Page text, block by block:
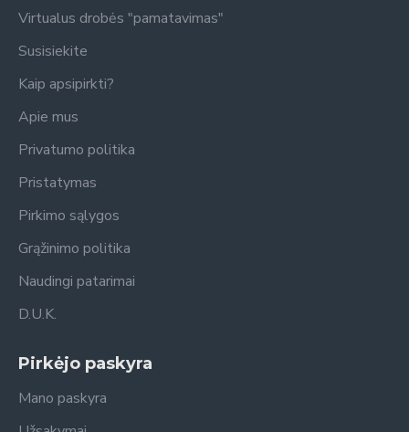
Virtualus drobės "pamatavimas"
Susisiekite
Kaip apsipirkti?
Apie mus
Privatumo politika
Pristatymas
Pirkimo sąlygos
Grąžinimo politika
Naudingi patarimai
D.U.K.
Pirkėjo paskyra
Mano paskyra